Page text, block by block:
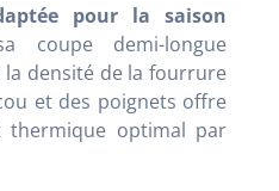
pour la saison
coupe demi-longue
densité de la fourrure
et des poignets offre
optimal par